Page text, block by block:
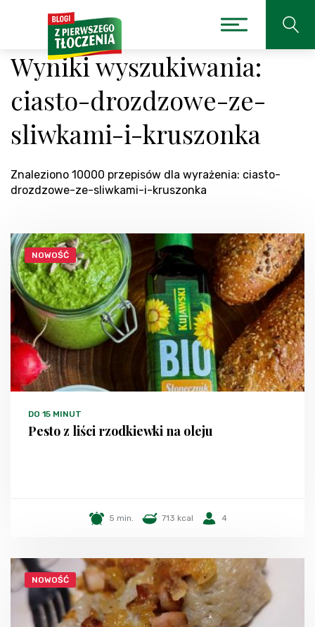
Wyniki wyszukiwania:
ciasto-drozdzowe-ze-
sliwkami-i-kruszonka
Znaleziono 10000 przepisów dla wyrażenia: ciasto-
drozdzowe-ze-sliwkami-i-kruszonka
NOWOŚĆ
DO 15 MINUT
Pesto z liści rzodkiewki na oleju
5 min. 713 kcal 4
NOWOŚĆ